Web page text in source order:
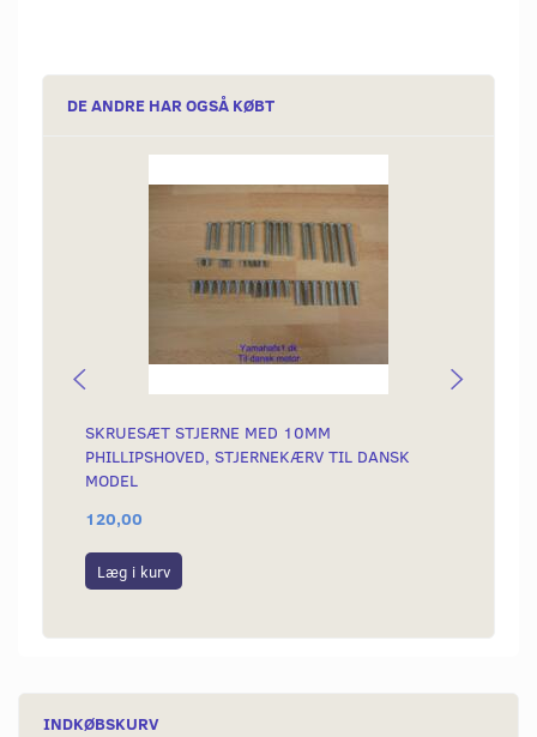
DE ANDRE HAR OGSÅ KØBT
SKRUESÆT STJERNE MED 10MM
PHILLIPSHOVED, STJERNEKÆRV TIL DANSK
MODEL
120,00
Læg i kurv
INDKØBSKURV